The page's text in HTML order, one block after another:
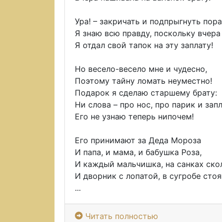
Ура! – закричать и подпрыгнуть
Я знаю всю правду, поскольку вчера
Я отдал свой тапок на эту заплату!
Но весело-весело мне и чудесно,
Поэтому тайну ломать неуместно!
Подарок я сделаю старшему брату:
Ни слова – про нос, про парик и
Его не узнаю теперь нипочем!
Его принимают за Деда Мороза
И папа, и мама, и бабушка Роза,
И каждый мальчишка, на санках
И дворник с лопатой, в сугробе
...
Читать полностью